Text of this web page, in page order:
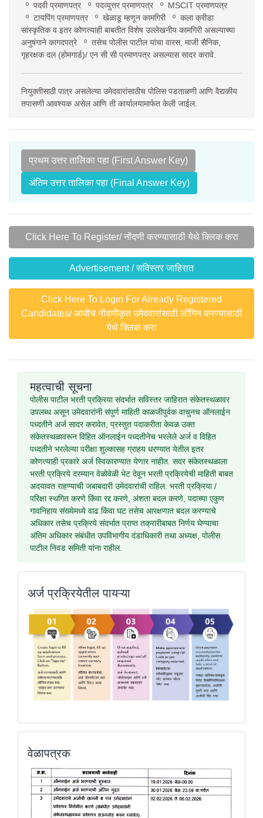
º पदवी प्रमाणपत्र º पदव्युत्तर प्रमाणपत्र º MSCIT प्रमाणपत्र
º टायपिंग प्रमाणपत्र º खेळाडू म्हणून कामगिरी º कला क्रीडा
सांस्कृतिक व इतर कोणत्याही बाबतीत विशेष उल्लेखनीय कामगिरी असल्याच्या
अनुषंगाने कागदपत्रे º तसेच पोलीस पाटील यांचा वारस, माजी सैनिक,
गृहरक्षक दल (होमगार्ड)/ एन सी सी प्रमाणपत्र असल्यास सादर करावे.
नियुक्तीसाठी पात्र असलेल्या उमेदवारांसाठीच पोलिस पडताळणी आणि वैद्यकीय
तपासणी आवश्यक असेल आणि ती कार्यालयामार्फत केली जाईल.
प्रथम उत्तर तालिका पहा (First Answer Key)
अंतिम उत्तर तालिका पहा (Final Answer Key)
Click Here To Register/ नोंदणी करण्यासाठी येथे क्लिक करा
Advertisement / सविस्तर जाहिरात
Click Here To Login For Already Registered
Candidates/ आधीच नोंदणीकृत उमेदवारांसाठी लॉगिन करण्यासाठी
येथे क्लिक करा
महत्वाची सूचना
पोलीस पाटील भरती प्रक्रिया संदर्भात सविस्तर जाहिरात संकेतस्थळावर
उपलब्ध असून उमेदवारांनी संपुर्ण माहिती काळजीपुर्वक वाचुनच ऑनलाईन
पध्दतीने अर्ज सादर करावेत, प्रस्तुत पदाकरीता केवळ उक्त
संकेतस्थळावरून विहित ऑनलाईन पध्दतीनेच भरलेले अर्ज व विहित
पध्दतीने भरलेल्या परीक्षा शुल्कासह ग्राहय धरण्यात येतील इतर
कोणत्याही प्रकारे अर्ज स्विकारण्यात येणार नाहीत. सदर संकेतस्थळाला
भरती प्रक्रिये दरम्यान वेळोवेळी भेट देवून भरती प्रक्रियेची माहिती बाबत
अदयावत राहण्याची जबाबदारी उमेदवारांची राहिल. भरती प्रक्रिया /
परिक्षा स्थगित करणे किंवा रद्द करणे, अंशता बदल करणे, पदाच्या एकुण
गावनिहाय संख्येमध्ये वाढ किंवा घट तसेच आरक्षणात बदल करण्याचे
अधिकार तसेच प्रक्रिये संदर्भात प्राप्त तक्रारीबाबत निर्णय घेण्याचा
अंतिम अधिकार संबंधीत उपविभागीय दंडाधिकारी तथा अध्यक्ष, पोलीस
पाटील निवड समिती यांना राहील.
अर्ज प्रक्रियेतील पायऱ्या
वेळापत्रक